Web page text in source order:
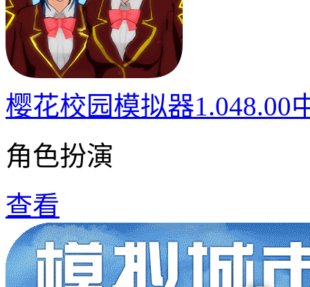
樱花校园模拟器1.048.00
角色扮演
查看